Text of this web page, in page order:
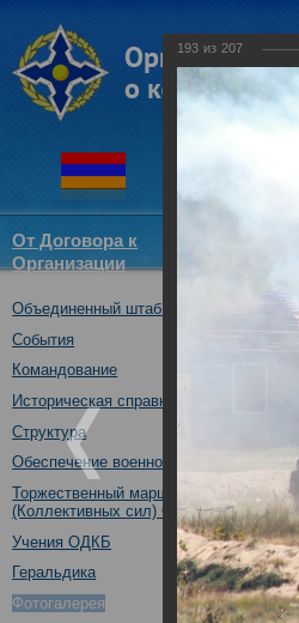
От Договора к
Организации
Объединенный штаб ОДКБ
События
Командование
Историческая справка
Структура
Обеспечение военной безопасности
Торжественный марш Войск
(Коллективных сил) ОДКБ
Учения ОДКБ
Геральдика
Фотогалерея
193 из 207